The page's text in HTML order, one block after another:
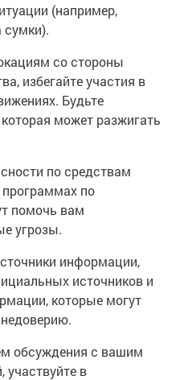
(например,
сумки).
со стороны
избегайте участия в
Будьте
может разжигать
по средствам
по
помочь вам
угрозы.
информации,
источников и
которые могут
обсуждения с вашим
участвуйте в